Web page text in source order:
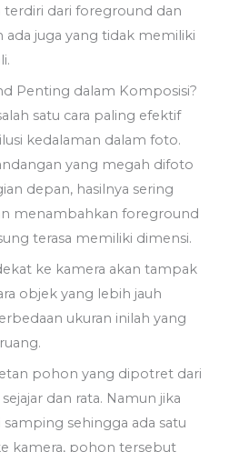
terdiri dari foreground dan
juga yang tidak memiliki
Penting dalam Komposisi?
satu cara paling efektif
kedalaman dalam foto.
yang megah difoto
depan, hasilnya sering
menambahkan foreground
terasa memiliki dimensi.
ke kamera akan tampak
objek yang lebih jauh
ukuran inilah yang
pohon yang dipotret dari
dan rata. Namun jika
sehingga ada satu
kamera, pohon tersebut